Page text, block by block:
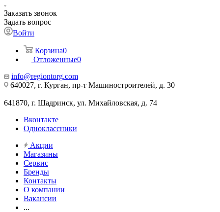
Заказать звонок
Задать вопрос
Войти
Корзина0
Отложенные0
info@regiontorg.com
640027, г. Курган, пр-т Машиностроителей, д. 30
641870, г. Шадринск, ул. Михайловская, д. 74
Вконтакте
Одноклассники
Акции
Магазины
Сервис
Бренды
Контакты
О компании
Вакансии
...